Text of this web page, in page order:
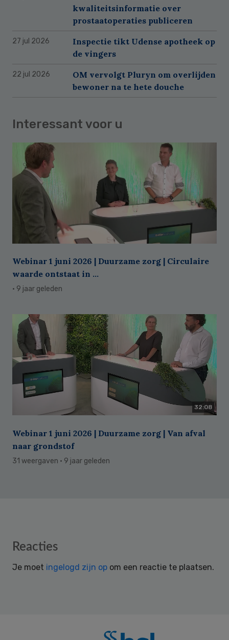
kwaliteitsinformatie over
prostaatoperaties publiceren
27 jul 2026
Inspectie tikt Udense apotheek op
de vingers
22 jul 2026
OM vervolgt Pluryn om overlijden
bewoner na te hete douche
Interessant voor u
Webinar 1 juni 2026 | Duurzame zorg | Circulaire
waarde ontstaat in ...
· 9 jaar geleden
32:08
Webinar 1 juni 2026 | Duurzame zorg | Van afval
naar grondstof
31 weergaven · 9 jaar geleden
Reader
Reacties
Je moet ingelogd zijn op om een reactie te plaatsen.